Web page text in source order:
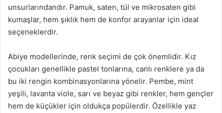
unsurlarındandır. Pamuk, saten, tül ve mikrosaten gibi
kumaşlar, hem şıklık hem de konfor arayanlar için ideal
seçeneklerdir.
Abiye modellerinde, renk seçimi de çok önemlidir. Kız
çocukları genellikle pastel tonlarına, canlı renklere ya da
bu iki rengin kombinasyonlarına yönelir. Pembe, mint
yeşili, lavanta viole, sarı ve beyaz gibi renkler, hem gençler
hem de küçükler için oldukça popülerdir. Özellikle yaz